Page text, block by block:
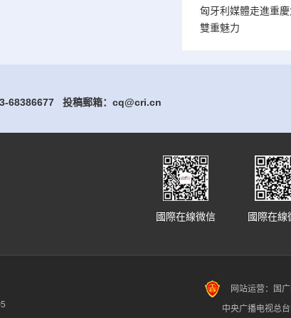
匈牙利媒體走進重
雙重魅力
68386677 投稿郵箱：cq@cri.cn
國際在線
國際在線微信
网站运营：国
中央广播电视总